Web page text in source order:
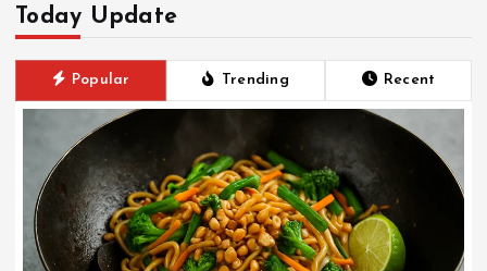
Today Update
Popular Trending Recent